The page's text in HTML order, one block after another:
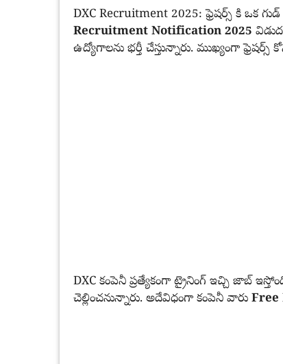
DXC Recruitment 2025: ఫ్రెషర్స్ కి ఒక
Recruitment Notification 2025
ఉద్యోగాలను భర్తీ చేస్తున్నారు. ముఖ్యంగా
DXC కంపెనీ ప్రత్యేకంగా ట్రైనింగ్ ఇచ్చి జాబ్
చెల్లించనున్నారు. అదేవిధంగా కంపెనీ వారు Free